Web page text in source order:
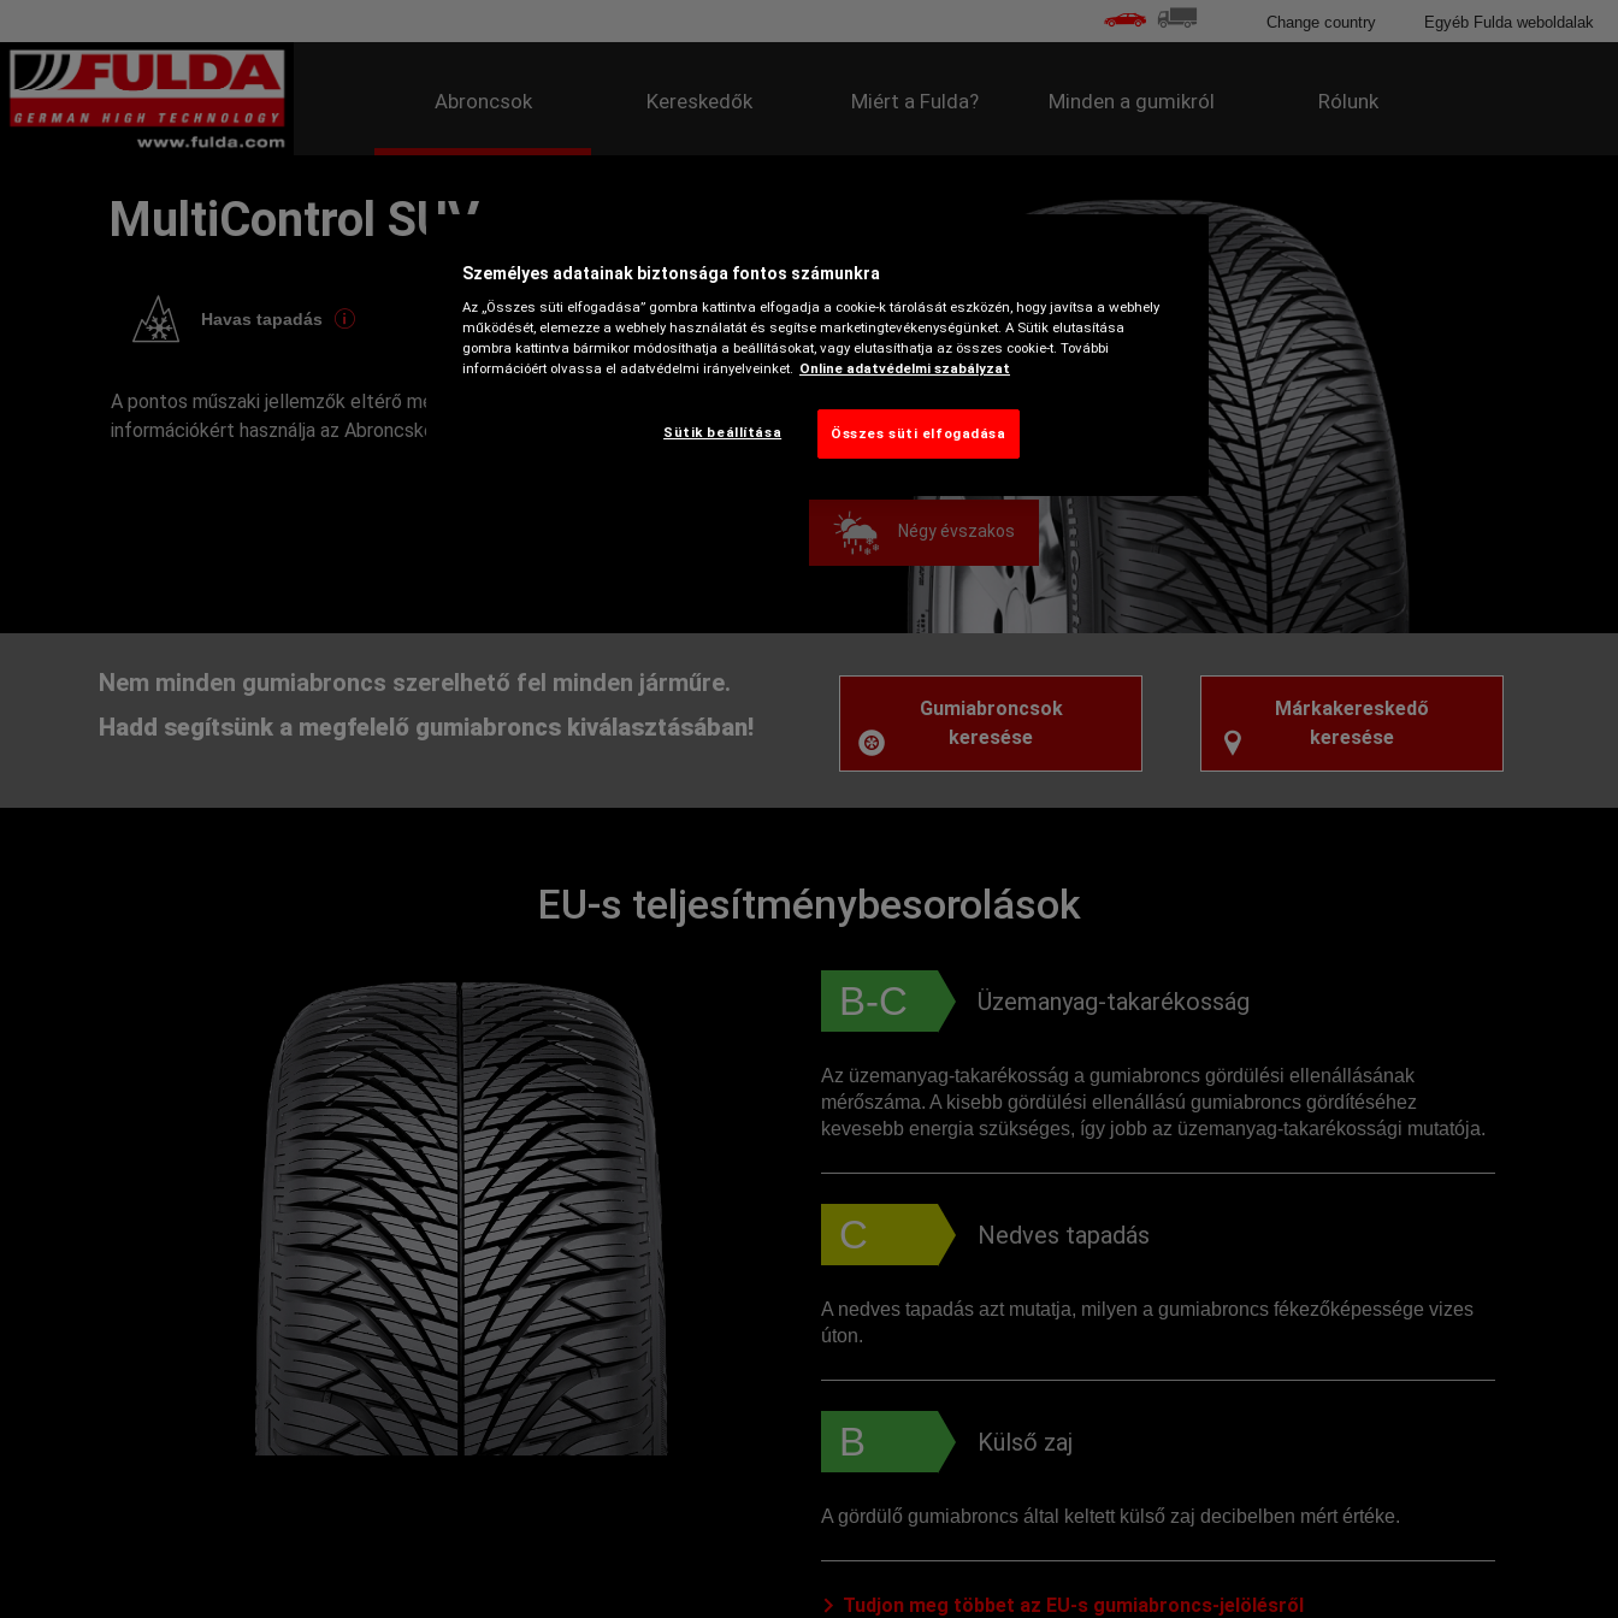
Abroncsok Kereskedők Miért a Fulda? Minden a gumikról Rólunk
Change country Egyéb Fulda weboldalak
MultiControl SUV
Havas tapadás A keréktárcsa védelme
A pontos műszaki jellemzők eltérő méretek esetén változhatnak, részletes
információkért használja az Abroncskeresőt.
Négy évszakos
Nem minden gumiabroncs szerelhető fel minden járműre.
Hadd segítsünk a megfelelő gumiabroncs kiválasztásában!
Gumiabroncsok
keresése
Márkakereskedő
keresése
EU-s teljesítménybesorolások
B-C Üzemanyag-takarékosság
Az üzemanyag-takarékosság a gumiabroncs gördülési ellenállásának
mérőszáma. A kisebb gördülési ellenállású gumiabroncs gördítéséhez
kevesebb energia szükséges, így jobb az üzemanyag-takarékossági mutatója.
C Nedves tapadás
A nedves tapadás azt mutatja, milyen a gumiabroncs fékezőképessége vizes
úton.
B Külső zaj
A gördülő gumiabroncs által keltett külső zaj decibelben mért értéke.
Tudjon meg többet az EU-s gumiabroncs-jelölésről
Személyes adatainak biztonsága fontos számunkra
Az „Összes süti elfogadása” gombra kattintva elfogadja a cookie-k tárolását eszközén, hogy javítsa a webhely
működését, elemezze a webhely használatát és segítse marketingtevékenységünket. A Sütik elutasítása
gombra kattintva bármikor módosíthatja a beállításokat, vagy elutasíthatja az összes cookie-t. További
információért olvassa el adatvédelmi irányelveinket. Online adatvédelmi szabályzat
Sütik beállítása Összes süti elfogadása